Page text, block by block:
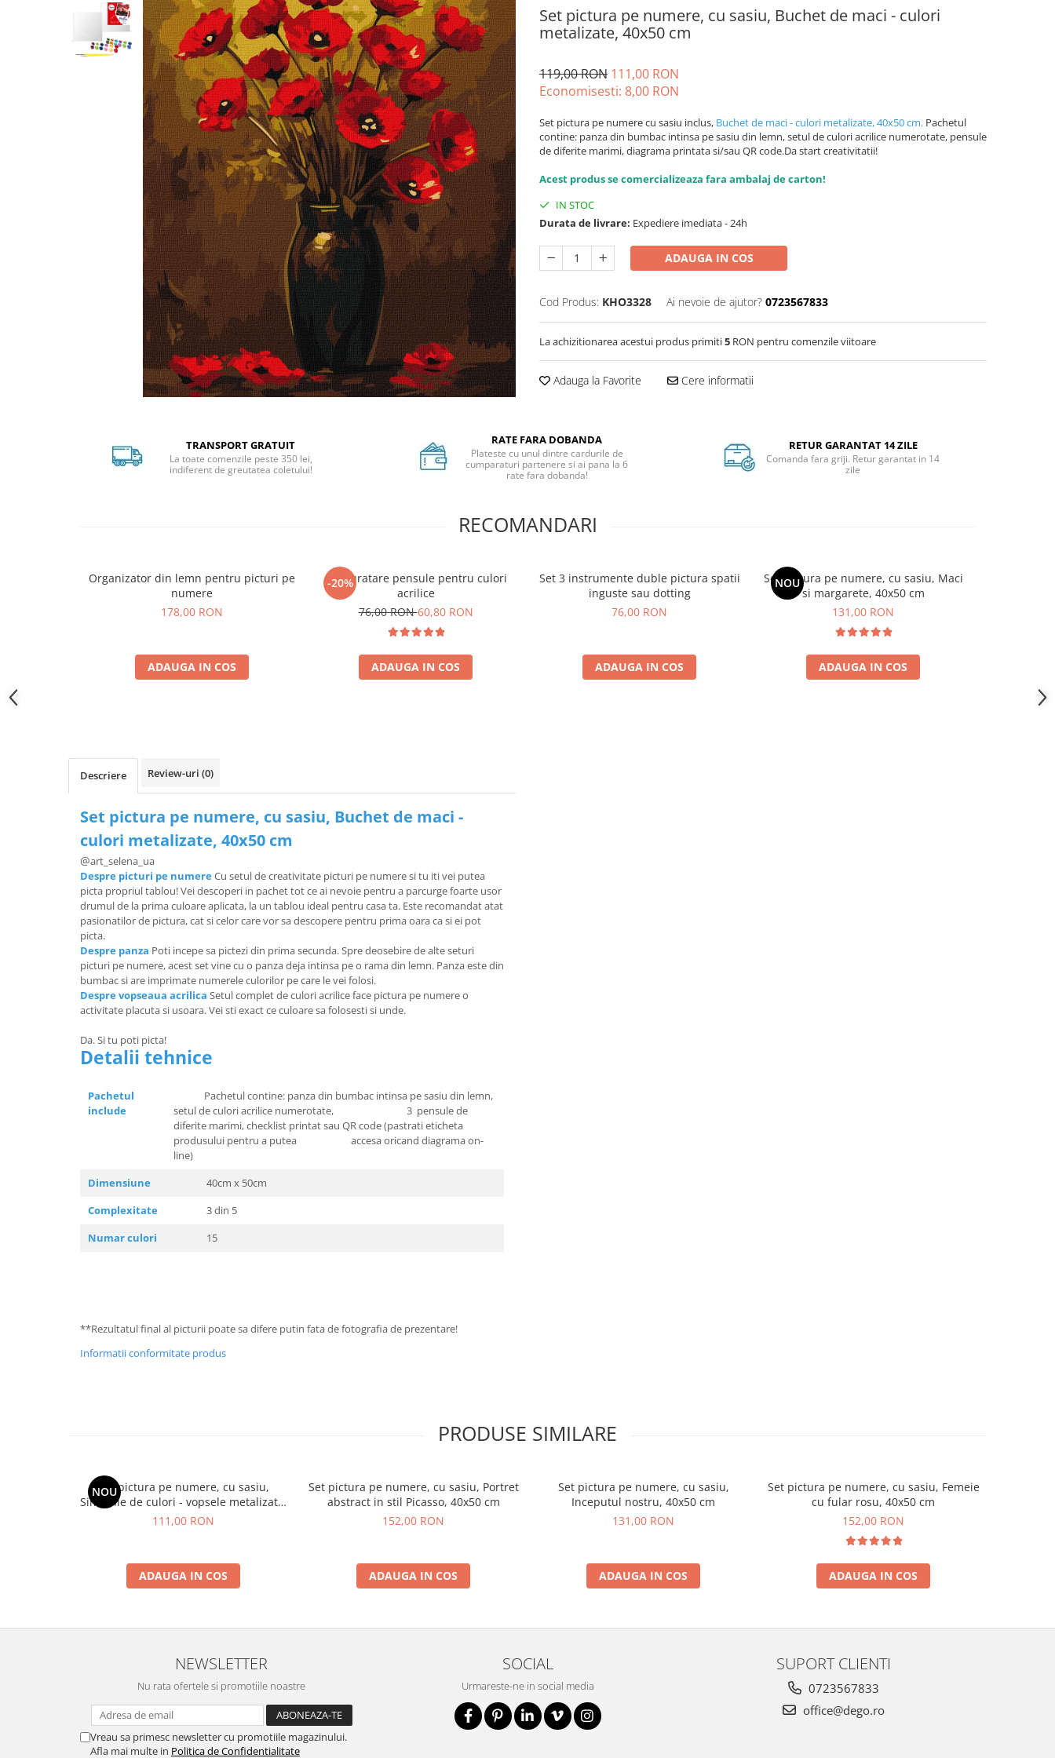
Set pictura pe numere, cu sasiu, Buchet de maci - culori
metalizate, 40x50 cm
Facebook
119,00 RON 111,00 RON
Economisesti: 8,00 RON
Set pictura pe numere cu sasiu inclus, Buchet de maci - culori metalizate, 40x50 cm. Pachetul
contine: panza din bumbac intinsa pe sasiu din lemn, setul de culori acrilice numerotate, pensule
de diferite marimi, diagrama printata si/sau QR code.Da start creativitatii!
Acest produs se comercializeaza fara ambalaj de carton!
IN STOC
Durata de livrare: Expediere imediata - 24h
ADAUGA IN COS
Cod Produs: KHO3328 Ai nevoie de ajutor? 0723567833
La achizitionarea acestui produs primiti5 RON pentru comenzile viitoare
Adauga la Favorite Cere informatii
TRANSPORT GRATUIT
La toate comenzile peste 350 lei,
indiferent de greutatea coletului!
RATE FARA DOBANDA
Plateste cu unul dintre cardurile de
cumparaturi partenere si ai pana la 6
rate fara dobanda!
RETUR GARANTAT 14 ZILE
Comanda fara griji. Retur garantat in 14
zile
RECOMANDARI
Organizator din lemn pentru picturi pe
numere
178,00 RON
ADAUGA IN COS
-20%
Set curatare pensule pentru culori
acrilice
76,00 RON60,80 RON
ADAUGA IN COS
Set 3 instrumente duble pictura spatii
inguste sau dotting
76,00 RON
ADAUGA IN COS
NOU
Set pictura pe numere, cu sasiu, Maci
si margarete, 40x50 cm
131,00 RON
ADAUGA IN COS
Descriere Review-uri (0)
Set pictura pe numere, cu sasiu, Buchet de maci -
culori metalizate, 40x50 cm
@art_selena_ua
Despre picturi pe numereCu setul de creativitate picturi pe numere si tu iti vei putea
picta propriul tablou! Vei descoperi in pachet tot ce ai nevoie pentru a parcurge foarte usor
drumul de la prima culoare aplicata, la un tablou ideal pentru casa ta. Este recomandat atat
pasionatilor de pictura, cat si celor care vor sa descopere pentru prima oara ca si ei pot
picta.
Despre panza Poti incepe sa pictezi din prima secunda. Spre deosebire de alte seturi
picturi pe numere, acest set vine cu o panza deja intinsa pe o rama din lemn. Panza este din
bumbac si are imprimate numerele culorilor pe care le vei folosi.
Despre vopseaua acrilica Setul complet de culori acrilice face pictura pe numere o
activitate placuta si usoara. Vei sti exact ce culoare sa folosesti si unde.
Da. Si tu poti picta!
Detalii tehnice
Pachetul
include
Pachetul contine: panza din bumbac intinsa pe sasiu din lemn,
setul de culori acrilice numerotate, 3 pensule de
diferite marimi, checklist printat sau QR code (pastrati eticheta
produsului pentru a putea accesa oricand diagrama on-
line)
Dimensiune
40cm x 50cm
Complexitate
3 din 5
Numar culori
15
**Rezultatul final al picturii poate sa difere putin fata de fotografia de prezentare!
Informatii conformitate produs
PRODUSE SIMILARE
NOU
Set pictura pe numere, cu sasiu,
Simfonie de culori - vopsele metalizate,
40x50 cm
111,00 RON
ADAUGA IN COS
Set pictura pe numere, cu sasiu, Portret
abstract in stil Picasso, 40x50 cm
152,00 RON
ADAUGA IN COS
Set pictura pe numere, cu sasiu,
Inceputul nostru, 40x50 cm
131,00 RON
ADAUGA IN COS
Set pictura pe numere, cu sasiu, Femeie
cu fular rosu, 40x50 cm
152,00 RON
ADAUGA IN COS
NEWSLETTER
Nu rata ofertele si promotiile noastre
Vreau sa primesc newsletter cu promotiile magazinului.
Afla mai multe in Politica de Confidentialitate
SOCIAL
Urmareste-ne in social media
SUPORT CLIENTI
0723567833
office@dego.ro